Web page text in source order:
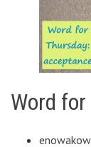
Word